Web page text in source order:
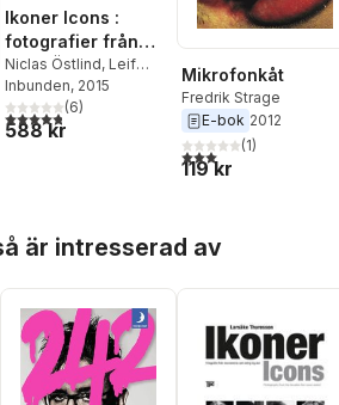
Ikoner Icons :
fotografier från
deciennerna som
aldrig tog slut
Niclas Östlind, Leif
Pagrotsky ,Bengt
Palmers,Bo Bergström
Lotta Lewenhaupt
Inbunden, 2015
4,8utav 5 stjärnor. Totalt antal röster:
(6)
588 kr
Mikrofonkåt
Fredrik Strage
E-bok 2012
3,0utav 5 stjärnor.
(1)
119 kr
är intresserad av